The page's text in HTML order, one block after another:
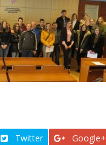
Twitter Google+